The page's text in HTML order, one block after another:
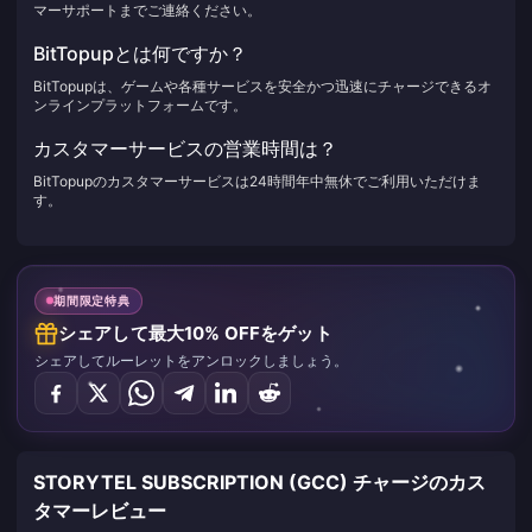
マーサポートまでご連絡ください。
BitTopupとは何ですか？
BitTopupは、ゲームや各種サービスを安全かつ迅速にチャージできるオ
ンラインプラットフォームです。
カスタマーサービスの営業時間は？
BitTopupのカスタマーサービスは24時間年中無休でご利用いただけま
す。
期間限定特典
シェアして最大10% OFFをゲット
シェアしてルーレットをアンロックしましょう。
STORYTEL SUBSCRIPTION (GCC) チャージのカス
タマーレビュー